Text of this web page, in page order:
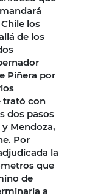
los
de los
Piñera por
trató con
dos pasos
Mendoza,
Por
la
que
de
a